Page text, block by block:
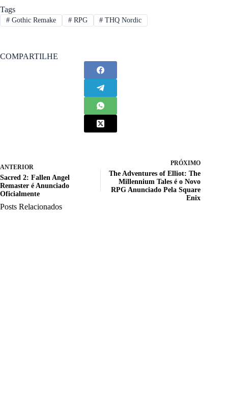
Tags
#Gothic Remake #RPG # THQ Nordic
COMPARTILHE
ANTERIOR
Sacred 2: Fallen Angel
Remaster é Anunciado
Oficialmente
PRÓXIMO
The Adventures of Elliot: The
Millennium Tales é o Novo
RPG Anunciado Pela Square
Enix
Posts Relacionados